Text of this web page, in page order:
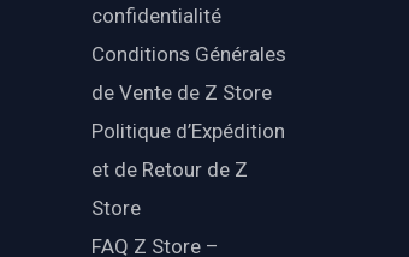
confidentialité
Conditions Générales
de Vente de Z Store
Politique d’Expédition
et de Retour de Z
Store
FAQ Z Store –